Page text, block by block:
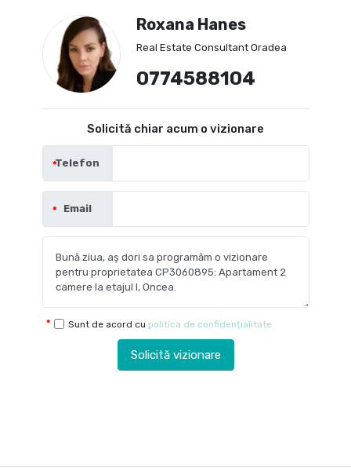
Roxana Hanes
Real Estate Consultant Oradea
0774588104
Solicită chiar acum o vizionare
Telefon
Email
Sunt de acord cu politica de confidențialitate
Solicită vizionare